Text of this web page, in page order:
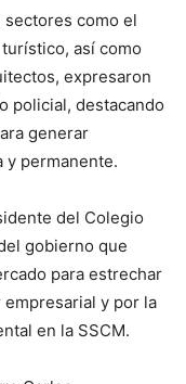
como el
así como
expresaron
policial, destacando
generar
y permanente.
del Colegio
gobierno que
para estrechar
y por la
en la SSCM.